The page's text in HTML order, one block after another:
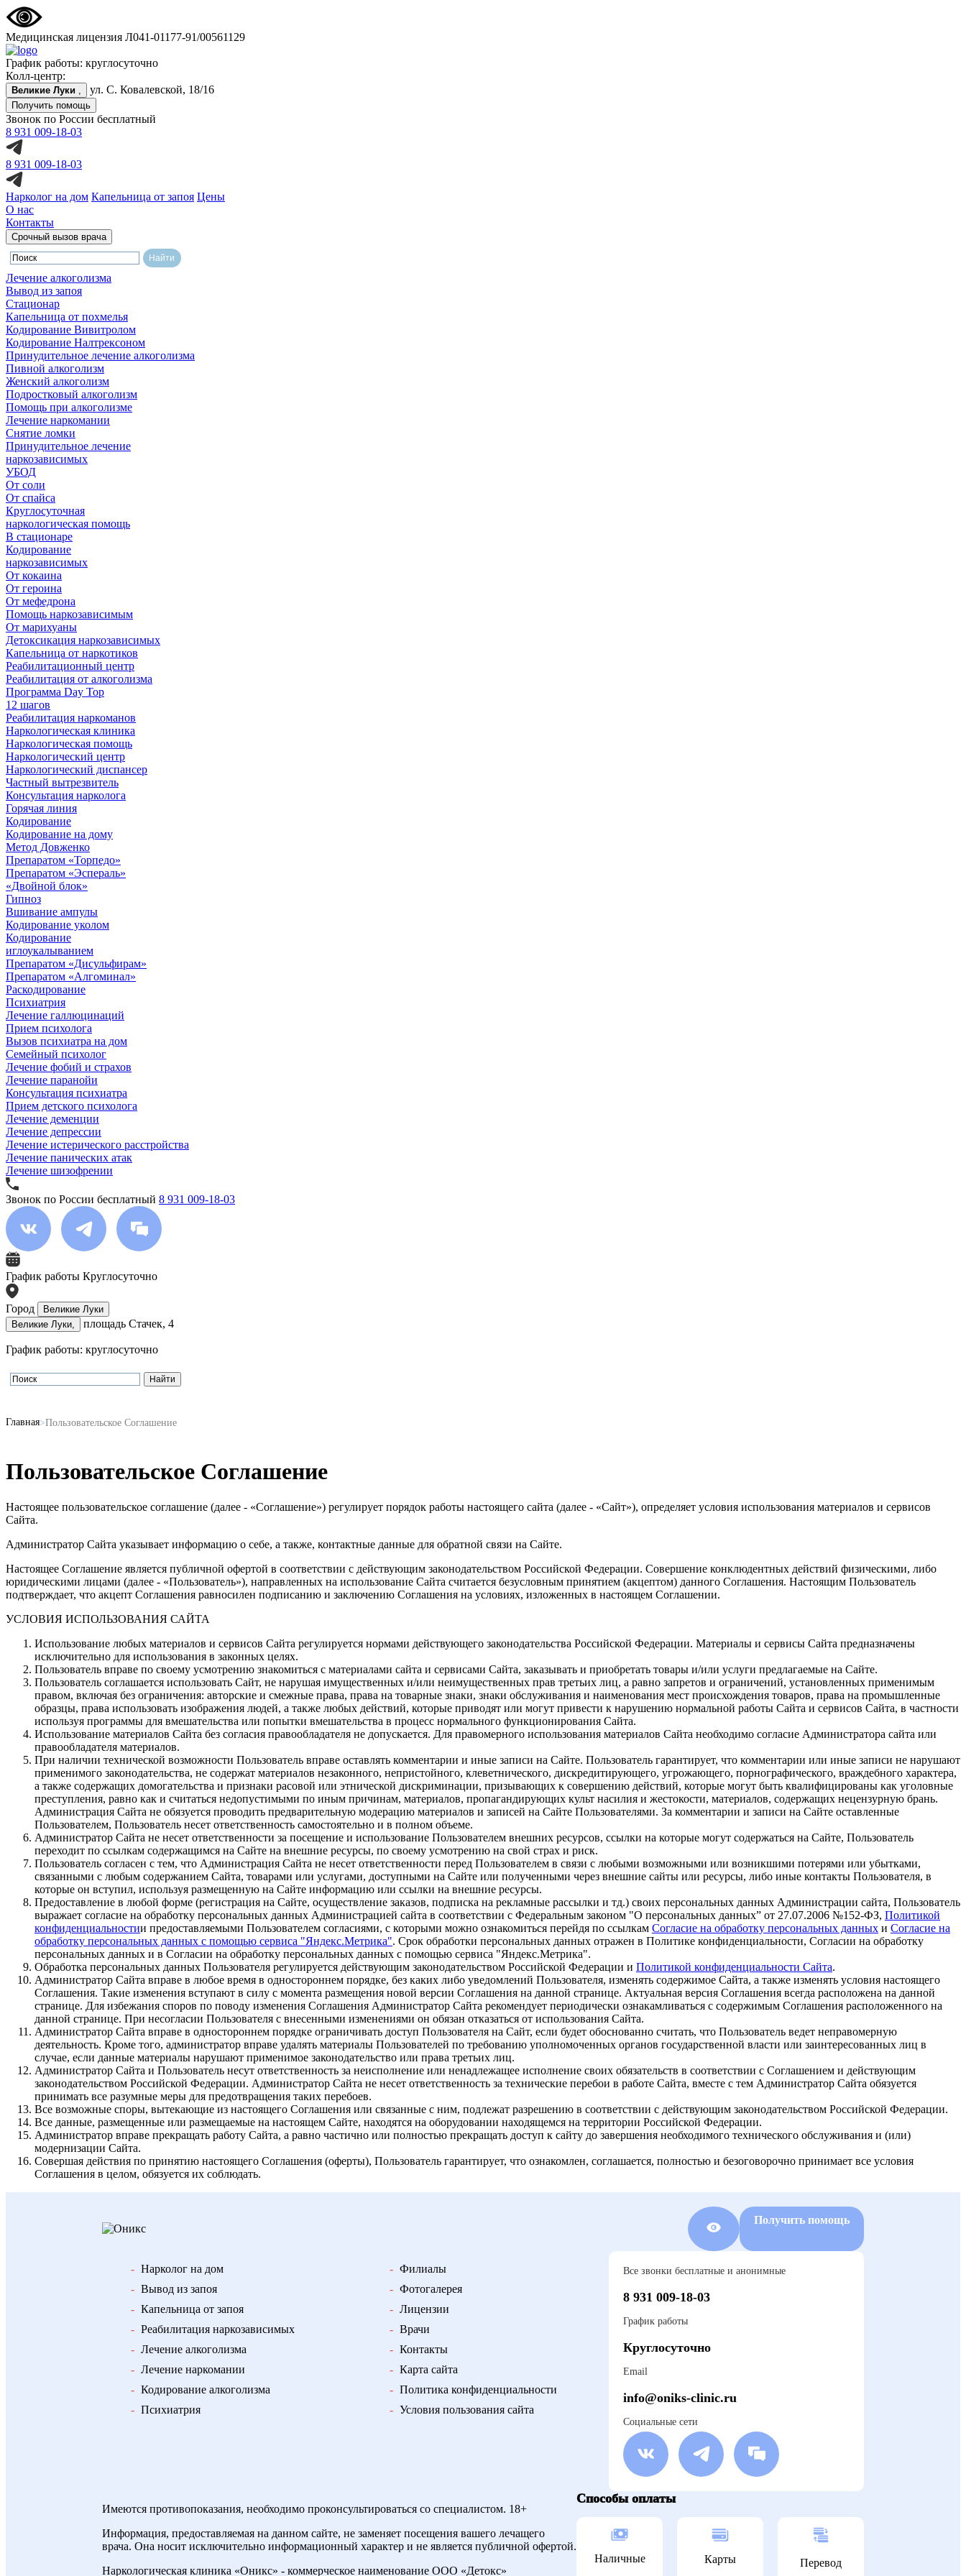
Медицинская лицензия Л041-01177-91/00561129
График работы: круглосуточно
Колл-центр:
Великие Луки , ул. С. Ковалевской, 18/16
Получить помощь
Звонок по России бесплатный
8 931 009-18-03
8 931 009-18-03
Нарколог на дом Капельница от запоя Цены
О нас
Контакты
Срочный вызов врача
Лечение алкоголизма
Вывод из запоя
Стационар
Капельница от похмелья
Кодирование Вивитролом
Кодирование Налтрексоном
Принудительное лечение алкоголизма
Пивной алкоголизм
Женский алкоголизм
Подростковый алкоголизм
Помощь при алкоголизме
Лечение наркомании
Снятие ломки
Принудительное лечение
наркозависимых
УБОД
От соли
От спайса
Круглосуточная
наркологическая помощь
В стационаре
Кодирование
наркозависимых
От кокаина
От героина
От мефедрона
Помощь наркозависимым
От марихуаны
Детоксикация наркозависимых
Капельница от наркотиков
Реабилитационный центр
Реабилитация от алкоголизма
Программа Day Top
12 шагов
Реабилитация наркоманов
Наркологическая клиника
Наркологическая помощь
Наркологический центр
Наркологический диспансер
Частный вытрезвитель
Консультация нарколога
Горячая линия
Кодирование
Кодирование на дому
Метод Довженко
Препаратом «Торпедо»
Препаратом «Эспераль»
«Двойной блок»
Гипноз
Вшивание ампулы
Кодирование уколом
Кодирование
иглоукалыванием
Препаратом «Дисульфирам»
Препаратом «Алгоминал»
Раскодирование
Психиатрия
Лечение галлюцинаций
Прием психолога
Вызов психиатра на дом
Семейный психолог
Лечение фобий и страхов
Лечение паранойи
Консультация психиатра
Прием детского психолога
Лечение деменции
Лечение депрессии
Лечение истерического расстройства
Лечение панических атак
Лечение шизофрении
Звонок по России бесплатный 8 931 009-18-03
График работы Круглосуточно
Город
Великие Луки
Великие Луки,
площадь Стачек, 4
График работы: круглосуточно
Главная Пользовательское Соглашение
Пользовательское Соглашение
Настоящее пользовательское соглашение (далее - «Соглашение») регулирует порядок работы настоящего сайта (далее - «Сайт»), определяет условия использования материалов и сервисов
Сайта.
Администратор Сайта указывает информацию о себе, а также, контактные данные для обратной связи на Сайте.
Настоящее Соглашение является публичной офертой в соответствии с действующим законодательством Российской Федерации. Совершение конклюдентных действий физическими, либо
юридическими лицами (далее - «Пользователь»), направленных на использование Сайта считается безусловным принятием (акцептом) данного Соглашения. Настоящим Пользователь
подтверждает, что акцепт Соглашения равносилен подписанию и заключению Соглашения на условиях, изложенных в настоящем Соглашении.
УСЛОВИЯ ИСПОЛЬЗОВАНИЯ САЙТА
Использование любых материалов и сервисов Сайта регулируется нормами действующего законодательства Российской Федерации. Материалы и сервисы Сайта предназначены
исключительно для использования в законных целях.
Пользователь вправе по своему усмотрению знакомиться с материалами сайта и сервисами Сайта, заказывать и приобретать товары и/или услуги предлагаемые на Сайте.
Пользователь соглашается использовать Сайт, не нарушая имущественных и/или неимущественных прав третьих лиц, а равно запретов и ограничений, установленных применимым
правом, включая без ограничения: авторские и смежные права, права на товарные знаки, знаки обслуживания и наименования мест происхождения товаров, права на промышленные
образцы, права использовать изображения людей, а также любых действий, которые приводят или могут привести к нарушению нормальной работы Сайта и сервисов Сайта, в частности
используя программы для вмешательства или попытки вмешательства в процесс нормального функционирования Сайта.
Использование материалов Сайта без согласия правообладателя не допускается. Для правомерного использования материалов Сайта необходимо согласие Администратора сайта или
правообладателя материалов.
При наличии технической возможности Пользователь вправе оставлять комментарии и иные записи на Сайте. Пользователь гарантирует, что комментарии или иные записи не нарушают
применимого законодательства, не содержат материалов незаконного, непристойного, клеветнического, дискредитирующего, угрожающего, порнографического, враждебного характера,
а также содержащих домогательства и признаки расовой или этнической дискриминации, призывающих к совершению действий, которые могут быть квалифицированы как уголовные
преступления, равно как и считаться недопустимыми по иным причинам, материалов, пропагандирующих культ насилия и жестокости, материалов, содержащих нецензурную брань.
Администрация Сайта не обязуется проводить предварительную модерацию материалов и записей на Сайте Пользователями. За комментарии и записи на Сайте оставленные
Пользователем, Пользователь несет ответственность самостоятельно и в полном объеме.
Администратор Сайта не несет ответственности за посещение и использование Пользователем внешних ресурсов, ссылки на которые могут содержаться на Сайте, Пользователь
переходит по ссылкам содержащимся на Сайте на внешние ресурсы, по своему усмотрению на свой страх и риск.
Пользователь согласен с тем, что Администрация Сайта не несет ответственности перед Пользователем в связи с любыми возможными или возникшими потерями или убытками,
связанными с любым содержанием Сайта, товарами или услугами, доступными на Сайте или полученными через внешние сайты или ресурсы, либо иные контакты Пользователя, в
которые он вступил, используя размещенную на Сайте информацию или ссылки на внешние ресурсы.
Предоставление в любой форме (регистрация на Сайте, осуществление заказов, подписка на рекламные рассылки и тд.) своих персональных данных Администрации сайта, Пользователь
выражает согласие на обработку персональных данных Администрацией сайта в соответствии с Федеральным законом "О персональных данных” от 27.07.2006 №152-ФЗ, Политикой
конфиденциальностии предоставляемыми Пользователем согласиями, с которыми можно ознакомиться перейдя по ссылкам Согласие на обработку персональных данных и Согласие на
обработку персональных данных с помощью сервиса "Яндекс.Метрика". Срок обработки персональных данных отражен в Политике конфиденциальности, Согласии на обработку
персональных данных и в Согласии на обработку персональных данных с помощью сервиса "Яндекс.Метрика".
Обработка персональных данных Пользователя регулируется действующим законодательством Российской Федерации и Политикой конфиденциальности Сайта.
Администратор Сайта вправе в любое время в одностороннем порядке, без каких либо уведомлений Пользователя, изменять содержимое Сайта, а также изменять условия настоящего
Соглашения. Такие изменения вступают в силу с момента размещения новой версии Соглашения на данной странице. Актуальная версия Соглашения всегда расположена на данной
странице. Для избежания споров по поводу изменения Соглашения Администратор Сайта рекомендует периодически ознакамливаться с содержимым Соглашения расположенного на
данной странице. При несогласии Пользователя с внесенными изменениями он обязан отказаться от использования Сайта.
Администратор Сайта вправе в одностороннем порядке ограничивать доступ Пользователя на Сайт, если будет обоснованно считать, что Пользователь ведет неправомерную
деятельность. Кроме того, администратор вправе удалять материалы Пользователей по требованию уполномоченных органов государственной власти или заинтересованных лиц в
случае, если данные материалы нарушают применимое законодательство или права третьих лиц.
Администратор Сайта и Пользователь несут ответственность за неисполнение или ненадлежащее исполнение своих обязательств в соответствии с Соглашением и действующим
законодательством Российской Федерации. Администратор Сайта не несет ответственность за технические перебои в работе Сайта, вместе с тем Администратор Сайта обязуется
принимать все разумные меры для предотвращения таких перебоев.
Все возможные споры, вытекающие из настоящего Соглашения или связанные с ним, подлежат разрешению в соответствии с действующим законодательством Российской Федерации.
Все данные, размещенные или размещаемые на настоящем Сайте, находятся на оборудовании находящемся на территории Российской Федерации.
Администратор вправе прекращать работу Сайта, а равно частично или полностью прекращать доступ к сайту до завершения необходимого технического обслуживания и (или)
модернизации Сайта.
Совершая действия по принятию настоящего Соглашения (оферты), Пользователь гарантирует, что ознакомлен, соглашается, полностью и безоговорочно принимает все условия
Соглашения в целом, обязуется их соблюдать.
Получить помощь
- Нарколог на дом
- Вывод из запоя
- Капельница от запоя
- Реабилитация наркозависимых
- Лечение алкоголизма
- Лечение наркомании
- Кодирование алкоголизма
- Психиатрия
- Филиалы
- Фотогалерея
- Лицензии
- Врачи
- Контакты
- Карта сайта
- Политика конфиденциальности
- Условия пользования сайта
Все звонки бесплатные и анонимные
8 931 009-18-03
График работы
Круглосуточно
Email
info@oniks-clinic.ru
Социальные сети
Имеются противопоказания, необходимо проконсультироваться со специалистом. 18+
Информация, предоставляемая на данном сайте, не заменяет посещения вашего лечащего
врача. Она носит исключительно информационный характер и не является публичной офертой.
Наркологическая клиника «Оникс» - коммерческое наименование ООО «Детокс»
Способы оплаты
Наличные Карты Перевод